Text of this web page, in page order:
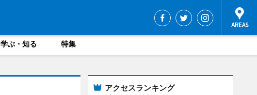
学ぶ・知る 特集
アクセスランキング